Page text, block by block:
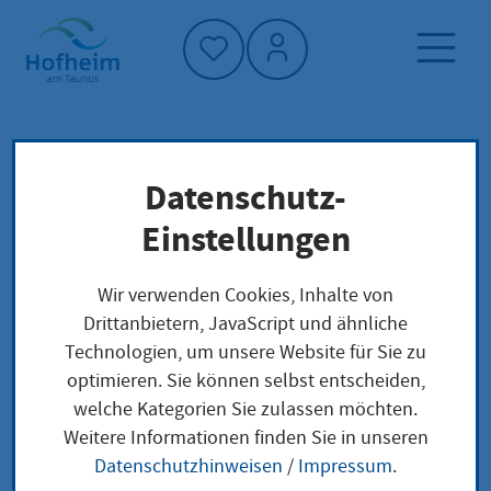
Startseite"
Dienstleistung-Finder
Lokale Anliegen
Beistandschaft durch das Jugendamt beenden
Beistandschaft durch
das Jugendamt
beenden
Datenschutz-
Einstellungen
Wir verwenden Cookies, Inhalte von
Drittanbietern, JavaScript und ähnliche
Technologien, um unsere Website für Sie zu
optimieren. Sie können selbst entscheiden,
welche Kategorien Sie zulassen möchten.
Weitere Informationen finden Sie in unseren
Datenschutzhinweisen / Impressum.